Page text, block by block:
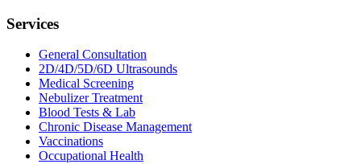
Services
General Consultation
2D/4D/5D/6D Ultrasounds
Medical Screening
Nebulizer Treatment
Blood Tests & Lab
Chronic Disease Management
Vaccinations
Occupational Health